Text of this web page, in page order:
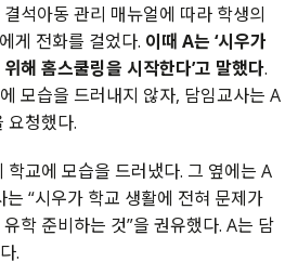
석아동 관리 매뉴얼에 따라 학생의
게 전화를 걸었다. 이때 A는 ‘시우가
해 홈스쿨링을 시작한다’고 말했다.
모습을 드러내지 않자, 담임교사는 A
요청했다.
학교에 모습을 드러냈다. 그 옆에는 A
“시우가 학교 생활에 전혀 문제가
학 준비하는 것”을 권유했다. A는 담
.